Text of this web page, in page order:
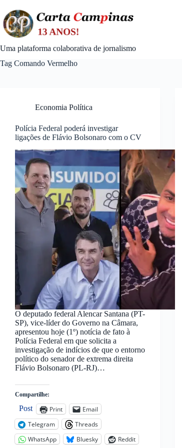
content
Uma plataforma colaborativa de jornalismo
Tag Comando Vermelho
Economia Política
Polícia Federal poderá investigar
ligações de Flávio Bolsonaro com o CV
O deputado federal Alencar Santana (PT-
SP), vice-líder do Governo na Câmara,
apresentou hoje (1º) notícia de fato à
Polícia Federal em que solicita a
investigação de indícios de que o entorno
político do senador de extrema direita
Flávio Bolsonaro (PL-RJ)…
Compartilhe:
Post Print
Email
Telegram
Threads
WhatsApp
Bluesky Reddit